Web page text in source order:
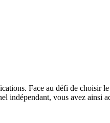
Face au défi de choisir
indépendant, vous avez ainsi